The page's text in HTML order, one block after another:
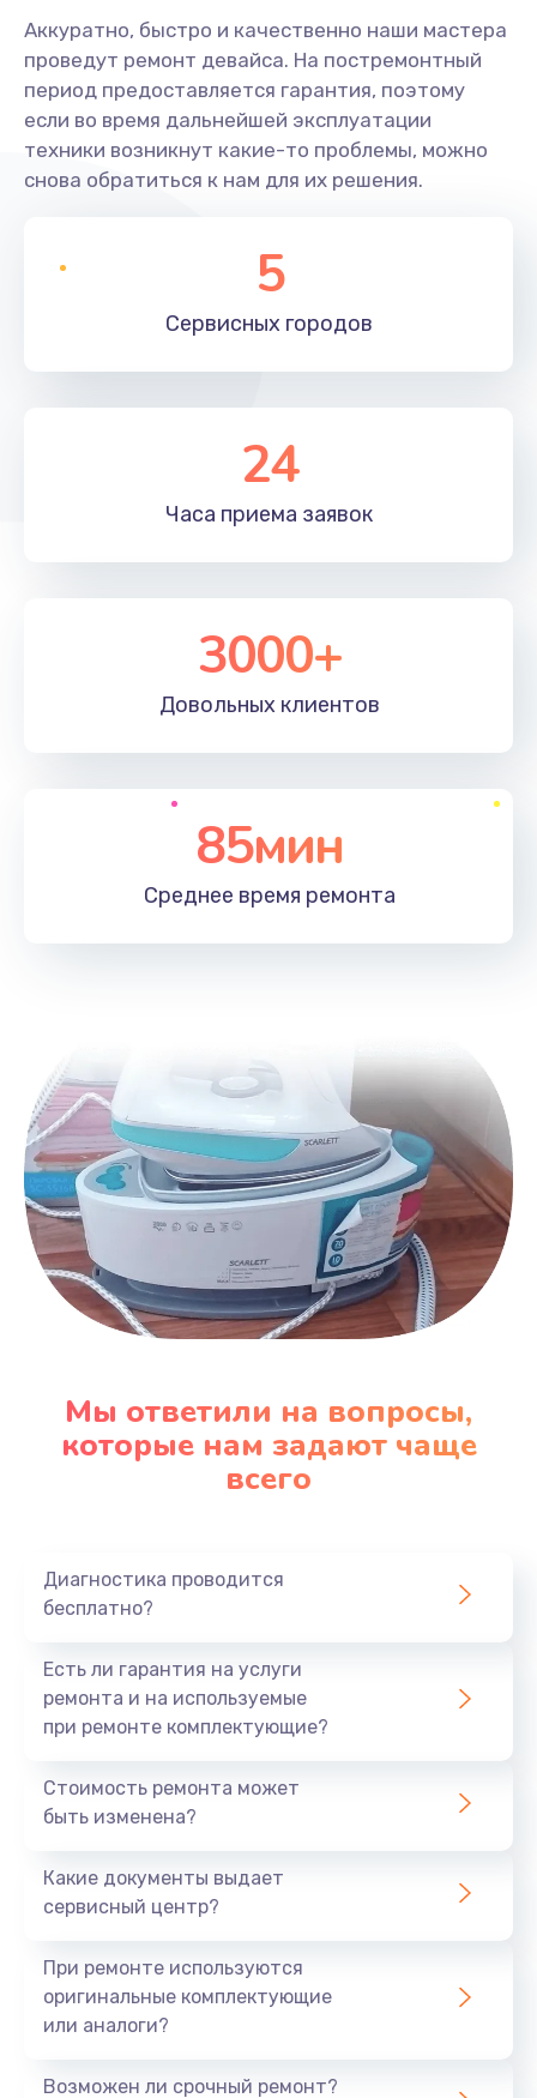
Аккуратно, быстро и качественно наши мастера
проведут ремонт девайса. На постремонтный
период предоставляется гарантия, поэтому
если во время дальнейшей эксплуатации
техники возникнут какие-то проблемы, можно
снова обратиться к нам для их решения.
5
Сервисных городов
24
Часа приема заявок
3000+
Довольных клиентов
85мин
Среднее время ремонта
Мы ответили на вопросы,
которые нам задают чаще
всего
Диагностика проводится
бесплатно?
Есть ли гарантия на услуги
ремонта и на используемые
при ремонте комплектующие?
Стоимость ремонта может
быть изменена?
Какие документы выдает
сервисный центр?
При ремонте используются
оригинальные комплектующие
или аналоги?
Возможен ли срочный ремонт?